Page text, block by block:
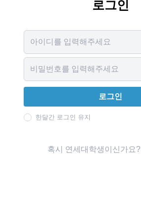
로그인
로그인
한달간 로그인 유지
혹시 연세대학생이신가요?